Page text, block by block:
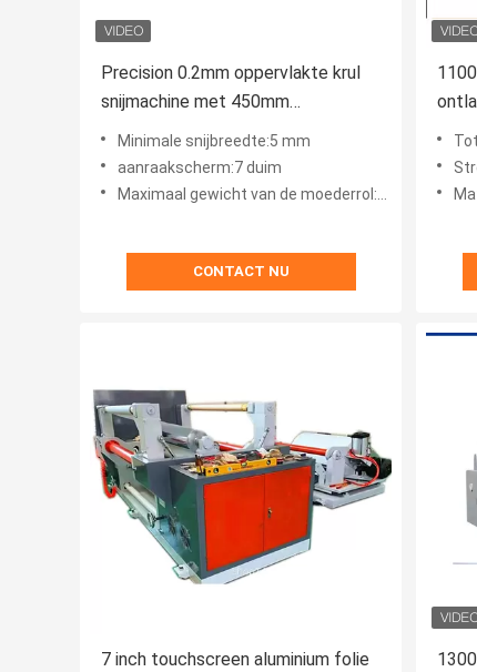
Precision 0.2mm oppervlakte krul
snijmachine met 450mm
terugspoelen diameter
Minimale snijbreedte:5 mm
aanraakscherm:7 duim
Maximaal gewicht van de moederrol:1200 kg
CONTACT NU
7 inch touchscreen aluminium folie